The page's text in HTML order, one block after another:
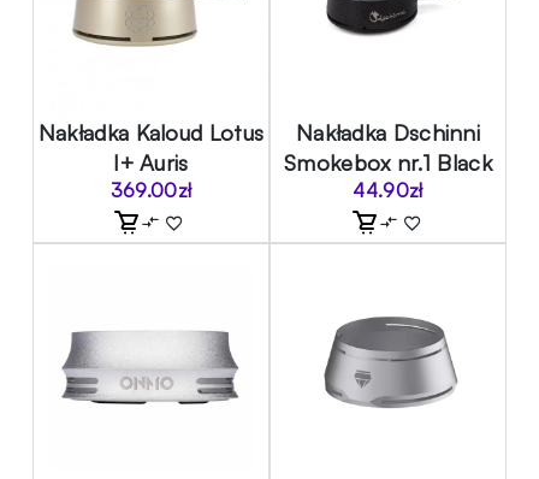
Nakładka Kaloud Lotus
I+ Auris
369.00zł
Nakładka Dschinni
Smokebox nr.1 Black
44.90zł